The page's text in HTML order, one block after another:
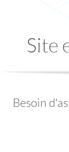
Site
Besoin